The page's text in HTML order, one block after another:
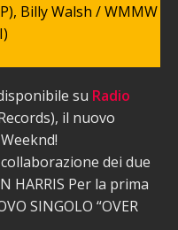
Billy Walsh / WMMW
su Radio
il nuovo
dei due
HARRIS Per la prima
SINGOLO “OVER